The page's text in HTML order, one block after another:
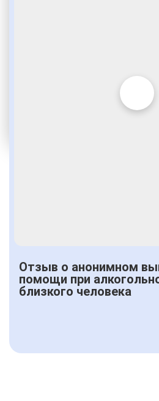
Домашнее посещение врача
Отзыв о анонимном
помощи при
близкого человека